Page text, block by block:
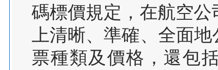
碼標價規定，在航空
上清晰、準確、全面
票種類及價格，還包